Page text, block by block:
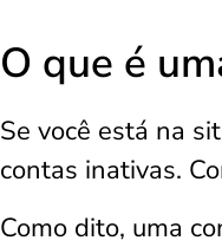
O que é
Se você está na
contas inativas.
Como dito, uma